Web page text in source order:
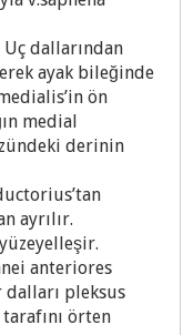
Uç dallarından
ayak bileğinde
ön
medial
derinin
ayrılır.
anteriores
dalları pleksus
örten